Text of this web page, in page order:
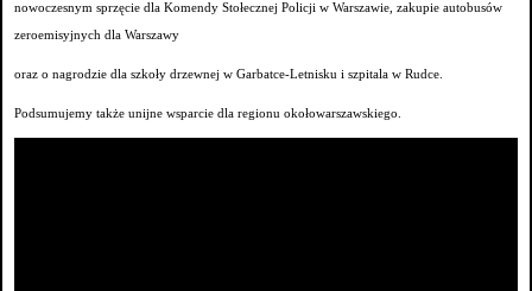
nowoczesnym sprzęcie dla Komendy Stołecznej Policji w Warszawie, zakupie autobusów
zeroemisyjnych dla Warszawy
oraz o nagrodzie dla szkoły drzewnej w Garbatce-Letnisku i szpitala w Rudce.
Podsumujemy także unijne wsparcie dla regionu okołowarszawskiego.